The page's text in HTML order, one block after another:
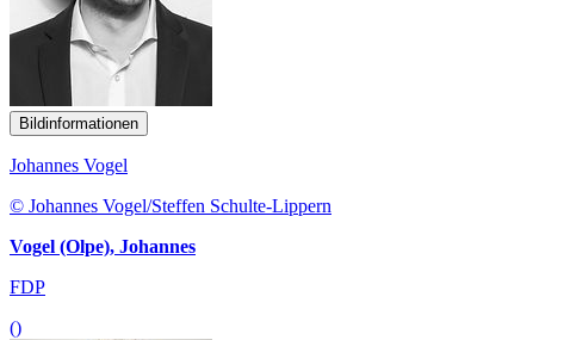
Bildinformationen
Johannes Vogel
© Johannes Vogel/Steffen Schulte-Lippern
Vogel (Olpe), Johannes
FDP
()